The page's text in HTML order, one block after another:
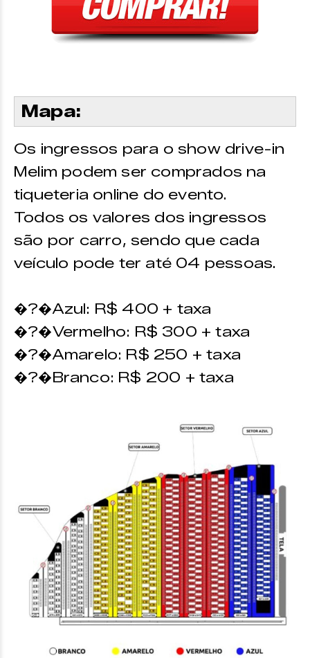
Mapa:
Os ingressos para o show drive-in
Melim podem ser comprados na
tiqueteria online do evento.
Todos os valores dos ingressos
são por carro, sendo que cada
veículo pode ter até 04 pessoas.
�?�Azul: R$ 400 + taxa
�?�Vermelho: R$ 300 + taxa
�?�Amarelo: R$ 250 + taxa
�?�Branco: R$ 200 + taxa